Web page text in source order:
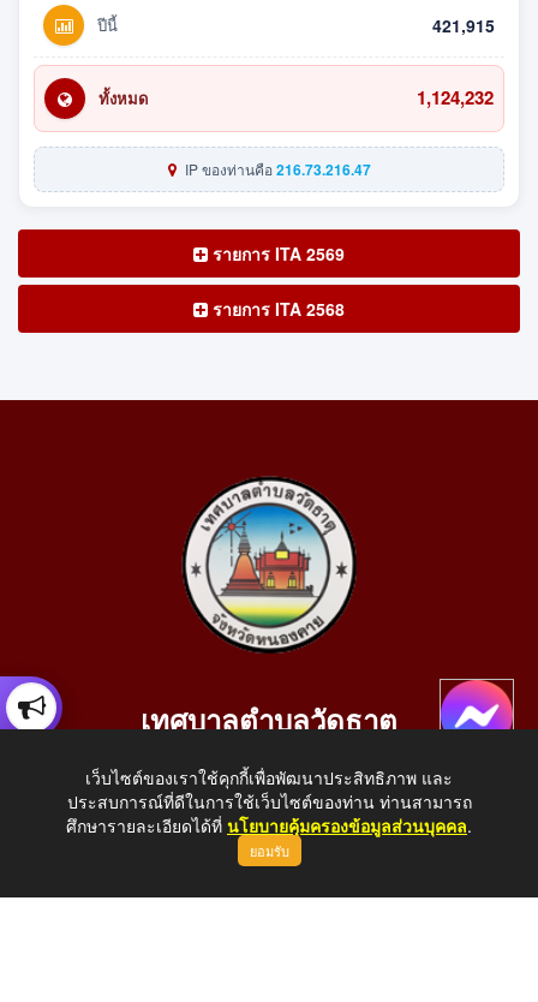
ปีนี้ 421,915
ทั้งหมด 1,124,232
IP ของท่านคือ216.73.216.47
รายการ ITA 2569
รายการ ITA 2568
เทศบาลตำบลวัดธาตุ
อ.เมือง จ.หนองคาย 43000
โทรศัพท์: 042-414758 โทรสาร: 042-414759
E-Mail: saraban_05430110@dla.go.th
เว็บไซต์ของเราใช้คุกกี้เพื่อพัฒนาประสิทธิภาพ และ
ประสบการณ์ที่ดีในการใช้เว็บไซต์ของท่าน ท่านสามารถ
ศึกษารายละเอียดได้ที่ นโยบายคุ้มครองข้อมูลส่วนบุคคล.
ยอมรับ